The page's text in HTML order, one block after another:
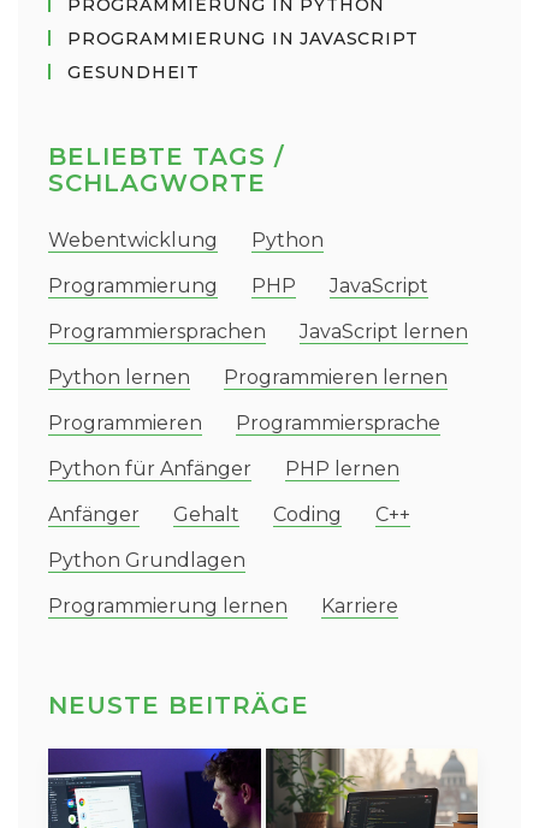
PROGRAMMIERUNG IN PYTHON
PROGRAMMIERUNG IN JAVASCRIPT
GESUNDHEIT
BELIEBTE TAGS /
SCHLAGWORTE
Webentwicklung
Python
Programmierung
PHP
JavaScript
Programmiersprachen
JavaScript lernen
Python lernen
Programmieren lernen
Programmieren
Programmiersprache
Python für Anfänger
PHP lernen
Anfänger
Gehalt Coding
C++
Python Grundlagen
Programmierung lernen
Karriere
NEUSTE BEITRÄGE